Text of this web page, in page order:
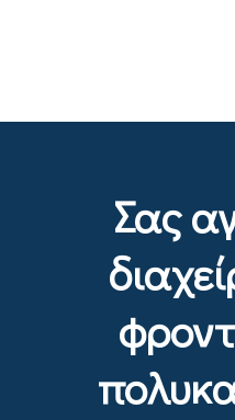
Σας